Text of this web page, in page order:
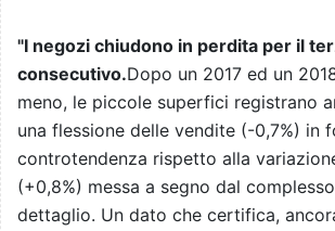
"I negozi chiudono in perdita per il
consecutivo.Dopo un 2017 ed un
meno, le piccole superfici registrano
una flessione delle vendite (-0,7%) in
controtendenza rispetto alla
(+0,8%) messa a segno dal
dettaglio. Un dato che certifica,